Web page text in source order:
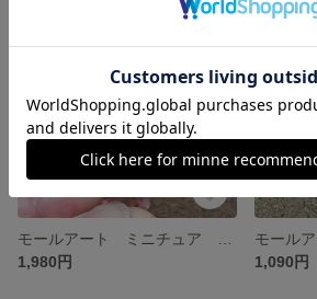
残り1点
1,980円
1,090円